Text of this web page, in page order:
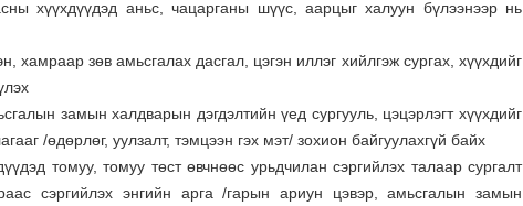
хүүхдүүдэд аньс, чацарганы шүүс, аарцыг халуун бүлээнээр нь
хамраар зөв амьсгалах дасгал, цэгэн иллэг хийлгэж сургах, хүүхдийг
замын халдварын дэгдэлтийн үед сургууль, цэцэрлэгт хүүхдийг
/өдөрлөг, уулзалт, тэмцээн гэх мэт/ зохион байгуулахгүй байх
томуу, томуу төст өвчнөөс урьдчилан сэргийлэх талаар сургалт
сэргийлэх энгийн арга /гарын ариун цэвэр, амьсгалын замын